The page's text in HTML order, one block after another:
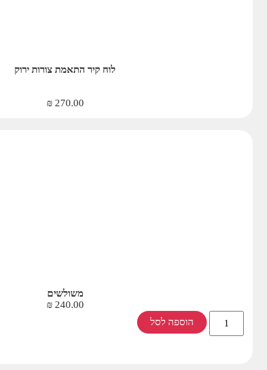
לוח קיר התאמת צורות ירוק
270.00
₪
משולשים
240.00
₪
הוספה לסל